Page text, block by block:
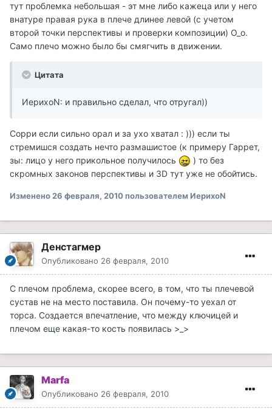
тут проблемка небольшая - эт мне либо кажеца или у него
внатуре правая рука в плече длинее левой (с учетом
второй точки перспективы и проверки композиции) О_о.
Само плечо можно было бы смягчить в движении.
Цитата
ИерихоN: и правильно сделал, что отругал))
Сорри если сильно орал и за ухо хватал : ))) если ты
стремишся создать нечто размашистое (к примеру Гаррет,
зы: лицо у него прикольное получилось
) то без
скромных законов перспективы и 3D тут уже не обойтись.
Изменено26 февраля, 2010пользователем ИерихоN
Денстагмер
Опубликовано 26 февраля, 2010
С плечом проблема, скорее всего, в том, что ты плечевой
сустав не на место поставила. Он почему-то уехал от
торса. Создается впечатление, что между ключицей и
плечом еще какая-то кость появилась >_>
Marfa
Опубликовано 26 февраля, 2010